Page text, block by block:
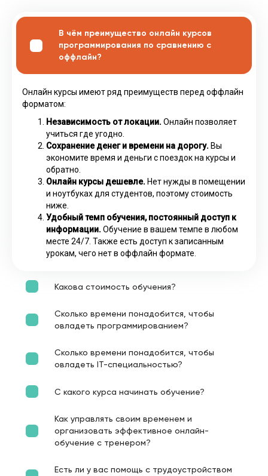
В чём преимущество онлайн курсов
программирования по сравнению с
оффлайн?
Онлайн курсы имеют ряд преимуществ перед оффлайн
форматом:
Независимость от локации. Онлайн позволяет
учиться где угодно.
Сохранение денег и времени на дорогу. Вы
экономите время и деньги с поездок на курсы и
обратно.
Онлайн курсы дешевле. Нет нужды в помещении
и ноутбуках для студентов, поэтому стоимость
ниже.
Удобный темп обучения, постоянный доступ к
информации. Обучение в вашем темпе в любом
месте 24/7. Также есть доступ к записанным
урокам, чего нет в оффлайн формате.
Какова стоимость обучения?
Сколько времени понадобится, чтобы
овладеть программированием?
Сколько времени понадобится, чтобы
овладеть IT-специальностью?
С какого курса начинать обучение?
Как управлять своим временем и
организовать эффективное онлайн-
обучение с тренером?
Есть ли у вас помощь с трудоустройством